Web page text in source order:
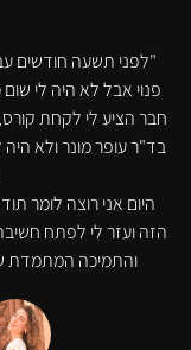
"לפני תשעה חודשים
פנוי אבל לא היה לי
חבר הציע לי לקחת
היום אני רוצה לומר
הזה ועזר לי לפתח
והתמיכה המתמדת